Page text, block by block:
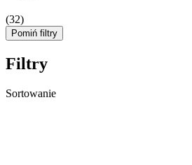
(32)
Pomiń filtry
Filtry
Sortowanie